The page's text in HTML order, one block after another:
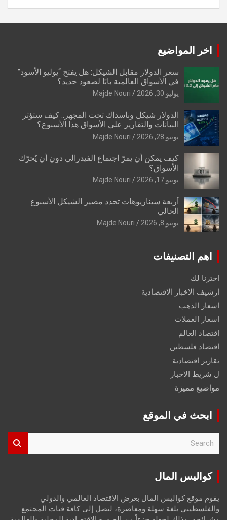
اخر المواضيع
سعر الدولار مقابل الشيكل: هل يفتح “يوليو الأسود”
في الأسواق العالمية بابًا لصعود جديد؟
يوليو 30, 2026 Majde Nouri
الدولار شيكل وناسداك تحت المجهر.. كيف ستؤثر
البيانات والتقارير على الأسواق هذا الأسبوع؟
يونيو 28, 2026 Majde Nouri
كيف يمكن أن يمرّ اجتماع الفيدرالي دون أن يُحرّك
الأسواق؟
يونيو 17, 2026 Majde Nouri
أربعة سيناريوهات تحدد مصير الشيكل الأسبوع
الحالي
يونيو 8, 2026 Majde Nouri
اهم التصنيفات
اخترنا لك
ارشيف الاخبار الاقتصادية
اسعار الذهب
اسعار العملات
اقتصاد العالم
اقتصاد فلسطين
تقارير اقتصادية
ل شريط الاخبار
مواضيع مميزة
ابحث في الموقع
r
كواليس المال
يقوم موقع كواليس المال بعرض الاقتصاد العالمي والدولي
والفلسطيني بلغة سهلة ومعاصرة، لتصل إلى كافة فئات المجتمع